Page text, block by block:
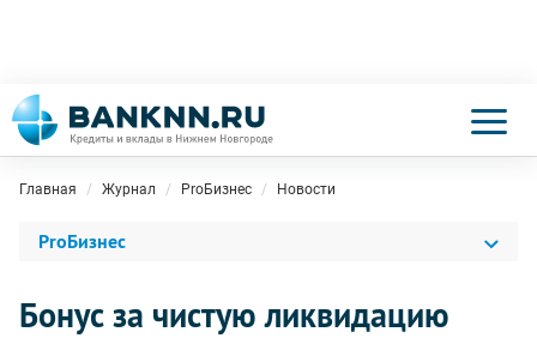
Главная Журнал ProБизнес Новости
ProБизнес
Бонус за чистую ликвидацию